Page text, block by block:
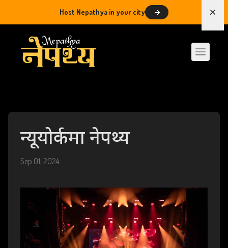
Host Nepathya in your city
न्यूयोर्कमा नेपथ्य
Sep 01, 2024